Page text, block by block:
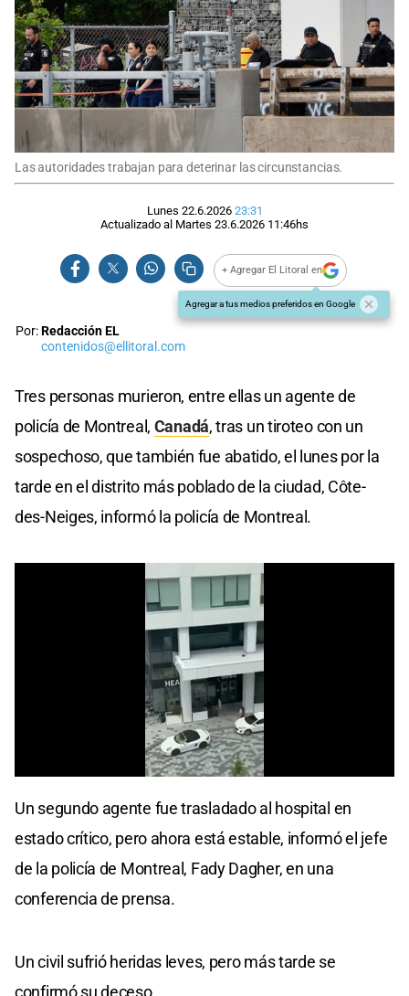
Las autoridades trabajan para deterinar las circunstancias.
Lunes 22.6.2026 23:31
Actualizado al Martes 23.6.2026 11:46hs
+ Agregar El Litoral en
Agregar a tus medios preferidos en Google
Por:Redacción EL
contenidos@ellitoral.com
Tres personas murieron, entre ellas un agente de
policía de Montreal, Canadá, tras un tiroteo con un
sospechoso, que también fue abatido, el lunes por la
tarde en el distrito más poblado de la ciudad, Côte-
des-Neiges, informó la policía de Montreal.
of
seconds
Un segundo agente fue trasladado al hospital en
estado crítico, pero ahora está estable, informó el jefe
de la policía de Montreal, Fady Dagher, en una
conferencia de prensa.
Un civil sufrió heridas leves, pero más tarde se
confirmó su deceso.